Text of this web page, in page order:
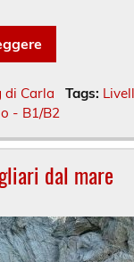
di Carla Tags:
- B1/B2
dal mare